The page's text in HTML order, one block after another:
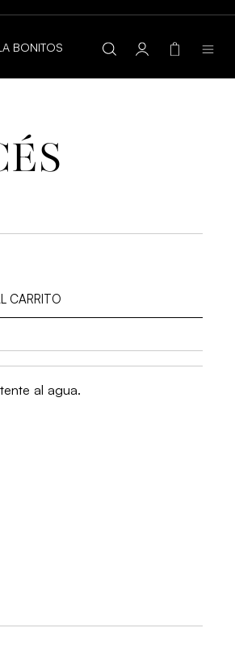
BONITOS
CARRITO
al agua.